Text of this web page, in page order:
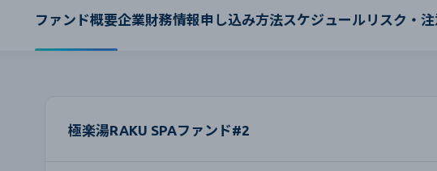
ファンド概要企業財務情報申し込み方法スケジュールリスク・
極楽湯RAKU SPAファンド#2